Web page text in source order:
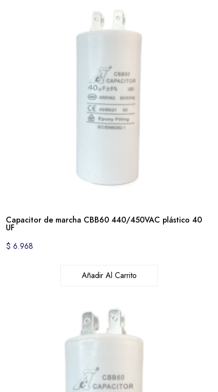
Capacitor de marcha CBB60 440/450VAC plástico 40
UF
$ 6.968
Añadir Al Carrito